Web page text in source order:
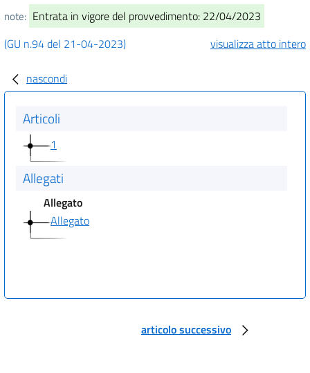
note: Entrata in vigore del provvedimento: 22/04/2023
(GU n.94 del 21-04-2023)
visualizza atto intero
nascondi
Articoli
1
Allegati
Allegato
Allegato
articolo successivo